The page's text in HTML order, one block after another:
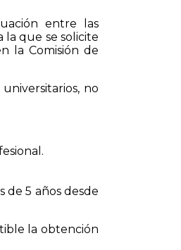
entre las
que se solicite
la Comisión de
no
de 5 años desde
la obtención